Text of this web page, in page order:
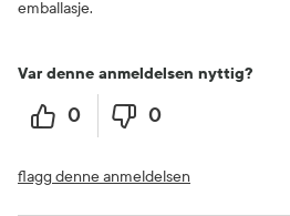
emballasje.
Var denne anmeldelsen nyttig?
0 0
flagg denne anmeldelsen